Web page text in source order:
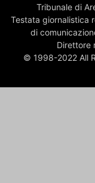
Tribunale di
Testata giornalistica
di
Direttore
© 1998-2022 All